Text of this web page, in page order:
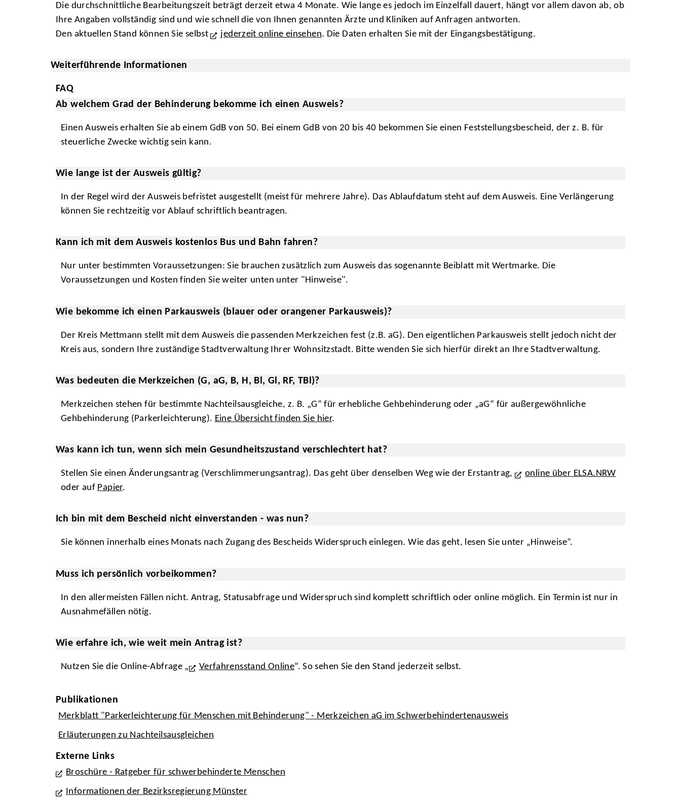
Die durchschnittliche Bearbeitungszeit beträgt derzeit etwa 4 Monate. Wie lange es jedoch im Einzelfall dauert, hängt vor allem davon ab, ob
Ihre Angaben vollständig sind und wie schnell die von Ihnen genannten Ärzte und Kliniken auf Anfragen antworten.
Den aktuellen Stand können Sie selbst
jederzeit online einsehen. Die Daten erhalten Sie mit der Eingangsbestätigung.
Weiterführende Informationen
FAQ
Ab welchem Grad der Behinderung bekomme ich einen Ausweis?
Einen Ausweis erhalten Sie ab einem GdB von 50. Bei einem GdB von 20 bis 40 bekommen Sie einen Feststellungsbescheid, der z. B. für
steuerliche Zwecke wichtig sein kann.
Wie lange ist der Ausweis gültig?
In der Regel wird der Ausweis befristet ausgestellt (meist für mehrere Jahre). Das Ablaufdatum steht auf dem Ausweis. Eine Verlängerung
können Sie rechtzeitig vor Ablauf schriftlich beantragen.
Kann ich mit dem Ausweis kostenlos Bus und Bahn fahren?
Nur unter bestimmten Voraussetzungen: Sie brauchen zusätzlich zum Ausweis das sogenannte Beiblatt mit Wertmarke. Die
Voraussetzungen und Kosten finden Sie weiter unten unter "Hinweise".
Wie bekomme ich einen Parkausweis (blauer oder orangener Parkausweis)?
Der Kreis Mettmann stellt mit dem Ausweis die passenden Merkzeichen fest (z.B. aG). Den eigentlichen Parkausweis stellt jedoch nicht der
Kreis aus, sondern Ihre zuständige Stadtverwaltung Ihrer Wohnsitzstadt. Bitte wenden Sie sich hierfür direkt an Ihre Stadtverwaltung.
Was bedeuten die Merkzeichen (G, aG, B, H, Bl, Gl, RF, TBl)?
Merkzeichen stehen für bestimmte Nachteilsausgleiche, z. B. „G“ für erhebliche Gehbehinderung oder „aG“ für außergewöhnliche
Gehbehinderung (Parkerleichterung). Eine Übersicht finden Sie hier.
Was kann ich tun, wenn sich mein Gesundheitszustand verschlechtert hat?
Stellen Sie einen Änderungsantrag (Verschlimmerungsantrag). Das geht über denselben Weg wie der Erstantrag,
online über ELSA.NRW
oder auf Papier.
Ich bin mit dem Bescheid nicht einverstanden - was nun?
Sie können innerhalb eines Monats nach Zugang des Bescheids Widerspruch einlegen. Wie das geht, lesen Sie unter „Hinweise“.
Muss ich persönlich vorbeikommen?
In den allermeisten Fällen nicht. Antrag, Statusabfrage und Widerspruch sind komplett schriftlich oder online möglich. Ein Termin ist nur in
Ausnahmefällen nötig.
Wie erfahre ich, wie weit mein Antrag ist?
Nutzen Sie die Online-Abfrage „ Verfahrensstand Online“. So sehen Sie den Stand jederzeit selbst.
Publikationen
Merkblatt "Parkerleichterung für Menschen mit Behinderung" - Merkzeichen aG im Schwerbehindertenausweis
Erläuterungen zu Nachteilsausgleichen
Externe Links
Broschüre - Ratgeber für schwerbehinderte Menschen
Informationen der Bezirksregierung Münster